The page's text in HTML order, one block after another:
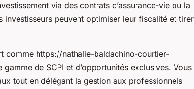
via des contrats d’assurance-vie ou la
investisseurs peuvent optimiser leur fiscalité et tirer
comme https://nathalie-baldachino-courtier-
de SCPI et d’opportunités exclusives. Vous
tout en délégant la gestion aux professionnels